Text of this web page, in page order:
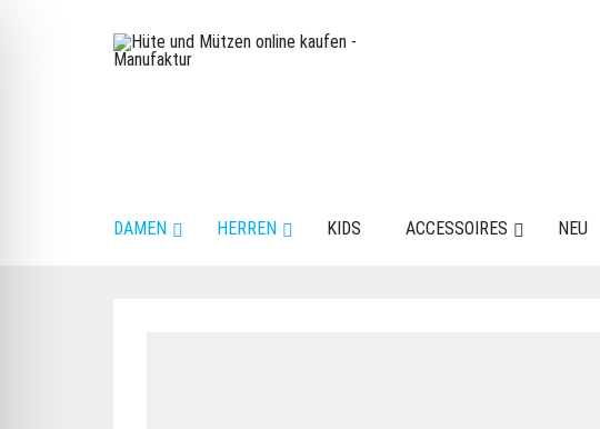
DAMEN HERREN KIDS ACCESSOIRES NEU